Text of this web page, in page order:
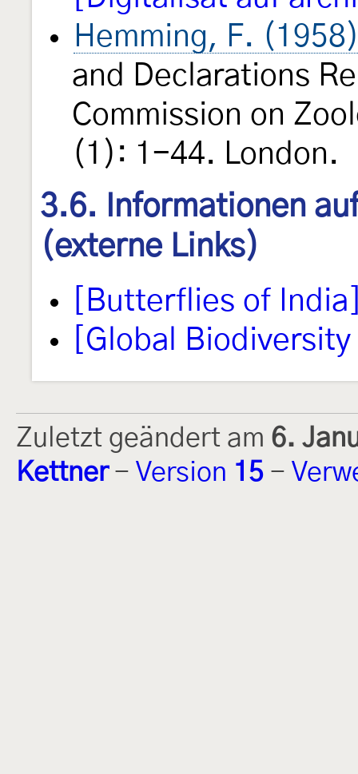
Hemming, F.
and Declarations
Commission on
(1): 1-44. London.
3.6. Informationen
(externe Links)
[Butterflies of
[Global
Zuletzt geändert am 6.
Kettner- Version 15 -